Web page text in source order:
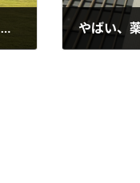
ふる里学舎交流会へ参加してきました。夕方からは久しぶりにバンド練習 やばい、